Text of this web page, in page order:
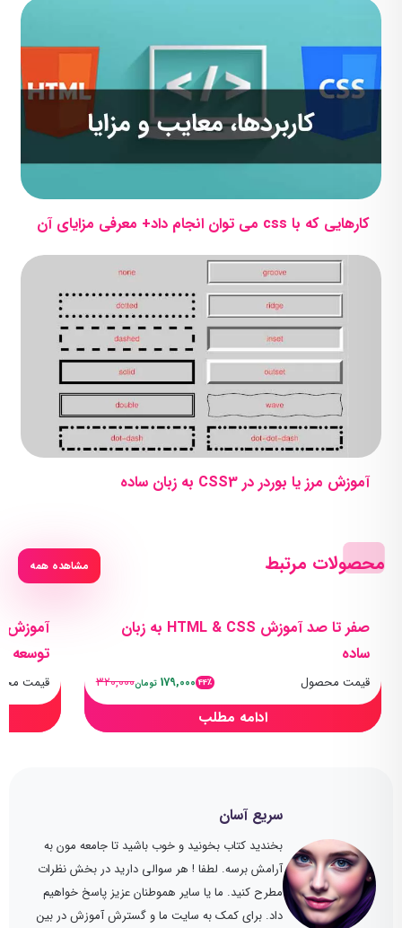
سریع آسان
بخندید کتاب بخونید و خوب باشید تا جامعه مون به
آرامش برسه. لطفا ! هر سوالی دارید در بخش نظرات
مطرح کنید. ما یا سایر هموطنان عزیز پاسخ خواهیم
داد. برای کمک به سایت ما و گسترش آموزش در بین
کارهایی که با css می توان انجام داد+ معرفی مزایای آن
آموزش مرز یا بوردر در CSS3 به زبان ساده
محصولات مرتبط مشاهده همه
صفر تا صد آموزش HTML & CSS به زبان
ساده
قیمت محصول 44٪ 179,000 تومان320,000
ادامه مطلب
آموزش
توسعه
قیمت